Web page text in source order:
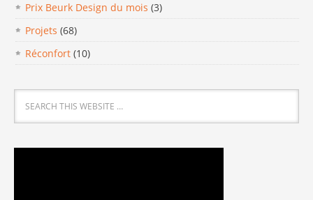
Prix Beurk Design du mois (3)
Projets (68)
Réconfort (10)